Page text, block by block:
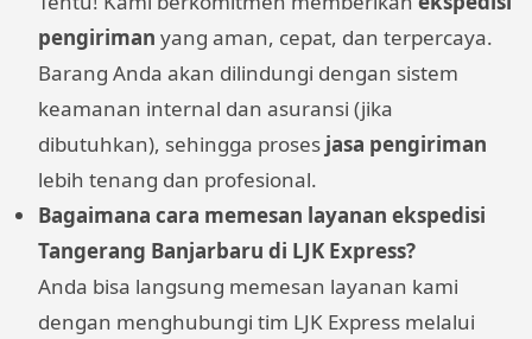
pengiriman yang aman, cepat, dan terpercaya.
Barang Anda akan dilindungi dengan sistem
keamanan internal dan asuransi (jika
dibutuhkan), sehingga proses jasa pengiriman
lebih tenang dan profesional.
Bagaimana cara memesan layanan ekspedisi
Tangerang Banjarbaru di LJK Express?
Anda bisa langsung memesan layanan kami
dengan menghubungi tim LJK Express melalui